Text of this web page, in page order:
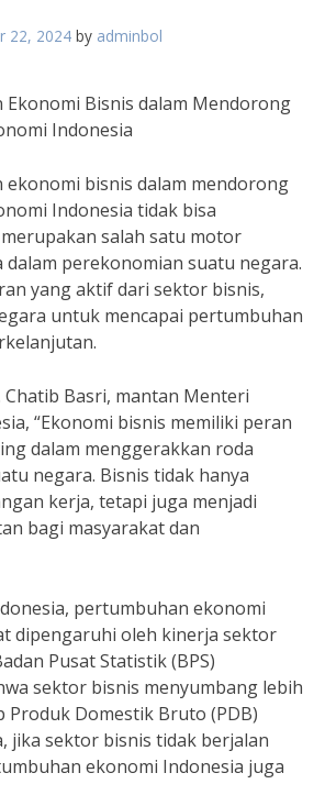
22, 2024 by adminbol
Ekonomi Bisnis dalam Mendorong
Indonesia
ekonomi bisnis dalam mendorong
Indonesia tidak bisa
salah satu motor
perekonomian suatu negara.
yang aktif dari sektor bisnis,
untuk mencapai pertumbuhan
Basri, mantan Menteri
“Ekonomi bisnis memiliki peran
dalam menggerakkan roda
negara. Bisnis tidak hanya
kerja, tetapi juga menjadi
bagi masyarakat dan
pertumbuhan ekonomi
dipengaruhi oleh kinerja sektor
Pusat Statistik (BPS)
sektor bisnis menyumbang lebih
Produk Domestik Bruto (PDB)
jika sektor bisnis tidak berjalan
ekonomi Indonesia juga